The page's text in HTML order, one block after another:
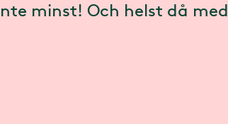
minst! Och helst då med